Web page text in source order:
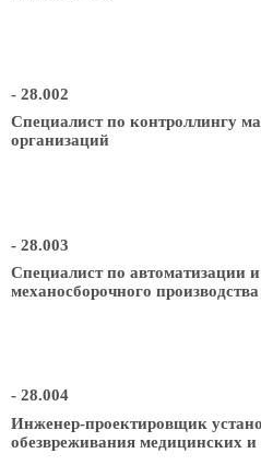
- 28.002
Специалист по контроллингу
организаций
- 28.003
Специалист по автоматизации
механосборочного производства
- 28.004
Инженер-проектировщик
обезвреживания медицинских и